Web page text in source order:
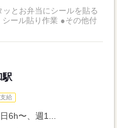
とお弁当にシールを貼る
駅
給
6h〜、週1...